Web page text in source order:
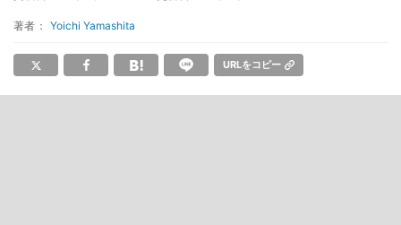
著者： Yoichi Yamashita
URLをコピー